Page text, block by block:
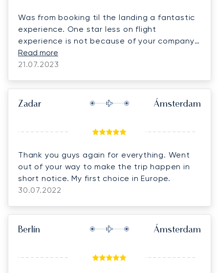
Was from booking til the landing a fantastic
experience. One star less on flight
experience is not because of your company
but because the thunderstorm we were in
while landing, pretty scarry, but wonderful
Lunajets soon . Special thanks to Mr. Vladimir
and mr. Van Beveren (pilot) for their kindness.
Read more
21.07.2023
Zadar Ámsterdam
Thank you guys again for everything. Went
out of your way to make the trip happen in
short notice. My first choice in Europe.
30.07.2022
Berlín Ámsterdam